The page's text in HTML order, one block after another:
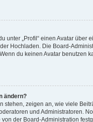
unter „Profil“ einen Avatar über
Hochladen. Die Board-
du keinen Avatar benutzen
ändern?
stehen, zeigen an, wie viele
und Administratoren.
der Board-Administration